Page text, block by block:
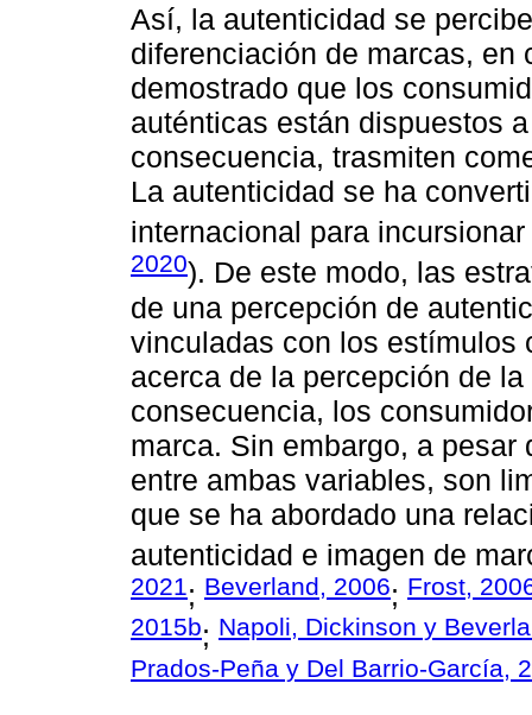
Así, la autenticidad se
diferenciación de marcas,
demostrado que los
auténticas están dispuestos
consecuencia, trasmiten
La autenticidad se ha
internacional para
2020). De este modo, las
de una percepción de
vinculadas con los estímulos
acerca de la percepción de
consecuencia, los
marca. Sin embargo, a
entre ambas variables, son
que se ha abordado una
autenticidad e imagen de
2021; Beverland, 2006; Frost,
2015b; Napoli, Dickinson y
Prados-Peña y Del Barrio-García,